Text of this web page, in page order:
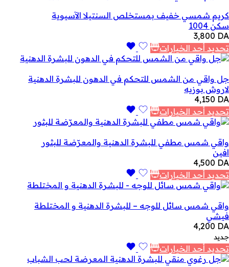
كريم شمسي خفيف بمستخلص السنتيلا الآسيوية
سكن 1004
3,800 DA
تحديد أحد الخيارات
جل واقي من الشمس للتحكم في الدهون للبشرة الدهنية
لاروش بوزيه
4,150 DA
تحديد أحد الخيارات
واقي شمس مطفي للبشرة الدهنية والمعرّضة للبثور
افين
4,500 DA
تحديد أحد الخيارات
واقي شمس سائل للوجه – للبشرة الدهنية و المختلطة
فيشي
4,200 DA
جديد
تحديد أحد الخيارات